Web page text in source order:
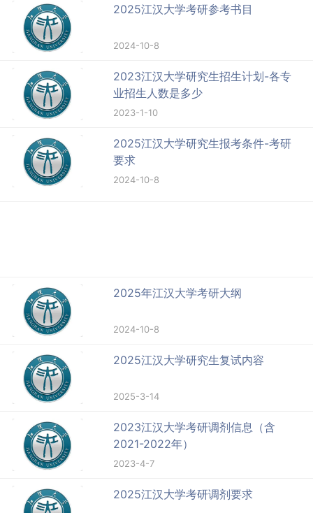
2025江汉大学考研参考书目
2024-10-8
2023江汉大学研究生招生计划-各专
业招生人数是多少
2023-1-10
2025江汉大学研究生报考条件-考研
要求
2024-10-8
2025年江汉大学考研大纲
2024-10-8
2025江汉大学研究生复试内容
2025-3-14
2023江汉大学考研调剂信息（含
2021-2022年）
2023-4-7
2025江汉大学考研调剂要求